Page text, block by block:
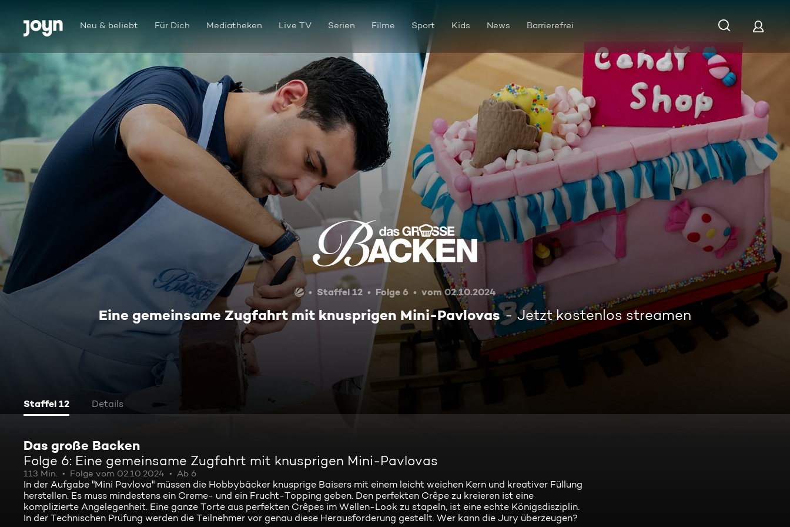
Zum Inhalt springen
Barrierefrei Neu & beliebt Für Dich Mediatheken Live TV Serien Filme Sport Kids News Barrierefrei
Eine gemeinsame Zugfahrt mit knusprigen Mini-Pavlovas
Staffel 12 Folge 6 vom 02.10.2024
Eine gemeinsame Zugfahrt mit knusprigen Mini-Pavlovas Jetzt kostenlos streamen
Staffel 12 Details
Das große Backen
Folge 6: Eine gemeinsame Zugfahrt mit knusprigen Mini-Pavlovas
113 Min. Folge vom 02.10.2024 Ab 6
In der Aufgabe "Mini Pavlova" müssen die Hobbybäcker knusprige Baisers mit einem leicht weichen Kern und kreativer Füllung
herstellen. Es muss mindestens ein Creme- und ein Frucht-Topping geben. Den perfekten Crêpe zu kreieren ist eine
komplizierte Angelegenheit. Eine ganze Torte aus perfekten Crêpes im Wellen-Look zu stapeln, ist eine echte Königsdisziplin.
In der Technischen Prüfung werden die Teilnehmer vor genau diese Herausforderung gestellt. Wer kann die Jury überzeugen?